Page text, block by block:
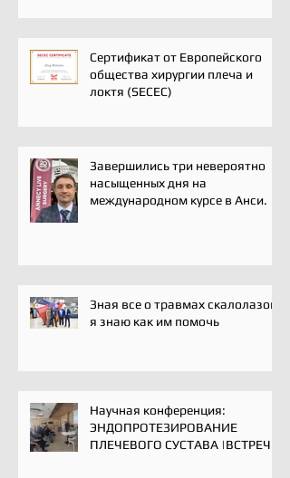
реабилитации
Сертификат от Европейского
общества хирургии плеча и
локтя (SECEC)
Завершились три невероятно
насыщенных дня на
международном курсе в Анси.
Зная все о травмах скалолазов,
я знаю как им помочь
Научная конференция:
ЭНДОПРОТЕЗИРОВАНИЕ
ПЛЕЧЕВОГО СУСТАВА |ВСТРЕЧА